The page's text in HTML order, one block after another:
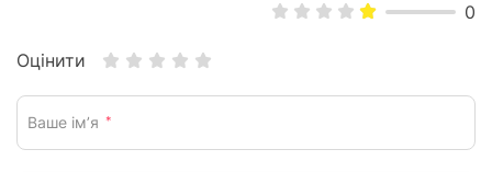
0
Оцінити
Ваше ім’я *